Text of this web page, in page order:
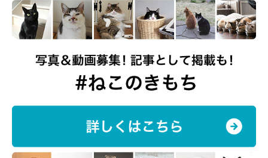
『Dochi（ドーチ）』では、猫だけでなく犬モチーフの革小物も
いっぱい♪